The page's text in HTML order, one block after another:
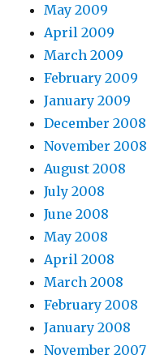
May 2009
April 2009
March 2009
February 2009
January 2009
December 2008
November 2008
August 2008
July 2008
June 2008
May 2008
April 2008
March 2008
February 2008
January 2008
November 2007